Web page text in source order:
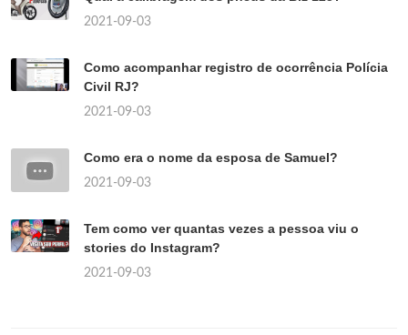
2021-09-03
Como acompanhar registro de ocorrência Polícia
Civil RJ?
2021-09-03
Como era o nome da esposa de Samuel?
2021-09-03
Tem como ver quantas vezes a pessoa viu o
stories do Instagram?
2021-09-03